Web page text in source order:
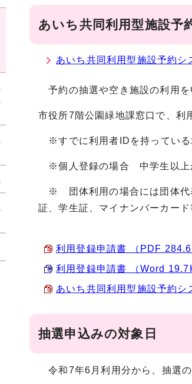
あいち共同利用型施設予
あいち共同利用型施設予約シ
予約の抽選や空き施設の利用を
市役所7階公園緑地課窓口で、利
※すでに利用者IDを持っている
※個人登録の場合 中学生以上
※ 団体利用の場合には団体代
証、学生証、マイナンバーカー
利用登録申請書 （PDF
利用登録申請書 （Word
あいち共同利用型施設予約
抽選申込みの対象日
令和7年6月利用分から、抽選の